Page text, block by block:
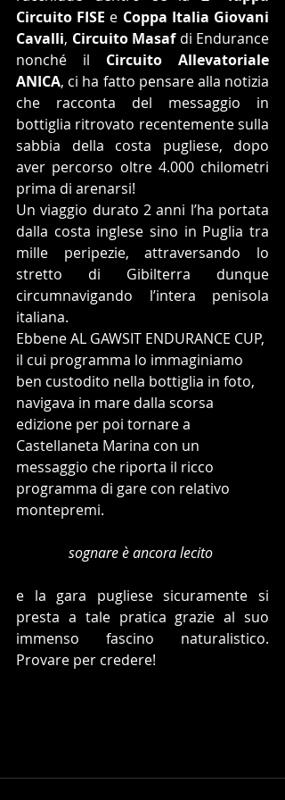
Circuito FISE e Coppa Italia Giovani
Cavalli, Circuito Masaf di Endurance
nonché il Circuito Allevatoriale
ANICA, ci ha fatto pensare alla notizia
che racconta del messaggio in
bottiglia ritrovato recentemente sulla
sabbia della costa pugliese, dopo
aver percorso oltre 4.000 chilometri
prima di arenarsi!
Un viaggio durato 2 anni l’ha portata
dalla costa inglese sino in Puglia tra
mille peripezie, attraversando lo
stretto di Gibilterra dunque
circumnavigando l’intera penisola
italiana.
Ebbene AL GAWSIT ENDURANCE CUP,
il cui programma lo immaginiamo
ben custodito nella bottiglia in foto,
navigava in mare dalla scorsa
edizione per poi tornare a
Castellaneta Marina con un
messaggio che riporta il ricco
programma di gare con relativo
montepremi.
sognare è ancora lecito
e la gara pugliese sicuramente si
presta a tale pratica grazie al suo
immenso fascino naturalistico.
Provare per credere!